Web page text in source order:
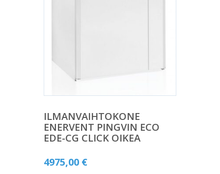
ILMANVAIHTOKONE
ENERVENT PINGVIN ECO
EDE-CG CLICK OIKEA
4975,00 €